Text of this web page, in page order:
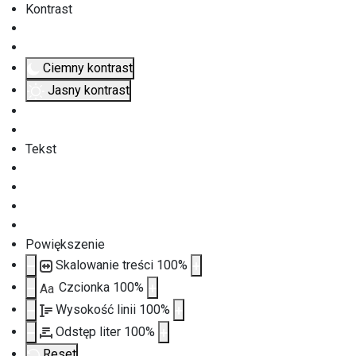
Kontrast
Ciemny kontrast
Jasny kontrast
Tekst
Powiększenie
Skalowanie treści 100%
Aa Czcionka 100%
Wysokość linii 100%
Odstęp liter 100%